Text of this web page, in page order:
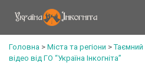
Головна > Міста та регіони >Таємний
відео від ГО “Україна Інкогніта”